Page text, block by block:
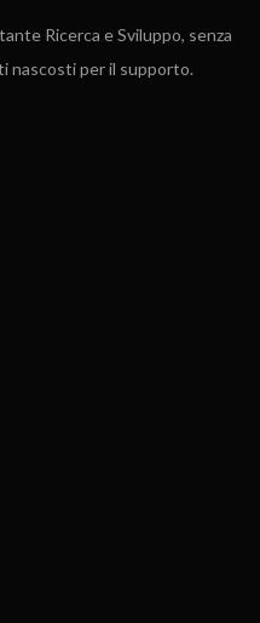
Ricerca e Sviluppo, senza
nascosti per il supporto.